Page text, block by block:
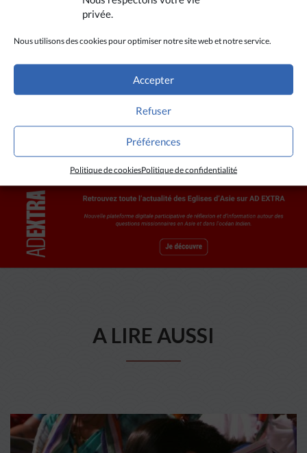
privée.
Nous utilisons des cookies pour optimiser notre site web et notre service.
Accepter
Refuser
Préférences
Politique de cookiesPolitique de confidentialité
(Avec Ucanews)
Ucanews
A LIRE AUSSI